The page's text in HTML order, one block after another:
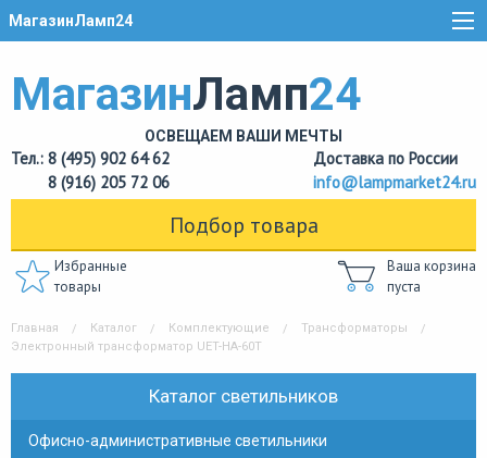
МагазинЛамп24
МагазинЛамп24
ОСВЕЩАЕМ ВАШИ МЕЧТЫ
Тел.: 8 (495) 902 64 62
8 (916) 205 72 06
Доставка по России
info@lampmarket24.ru
Подбор товара
Избранные
товары
Ваша корзина
пуста
Главная Каталог Комплектующие
Трансформаторы
Электронный трансформатор UET-HA-60T
Каталог светильников
Офисно-административные светильники